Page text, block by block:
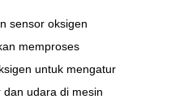
sensor oksigen
memproses
untuk mengatur
udara di mesin